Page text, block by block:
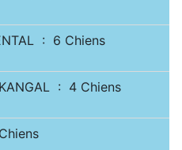
: 6 Chiens
KANGAL : 4 Chiens